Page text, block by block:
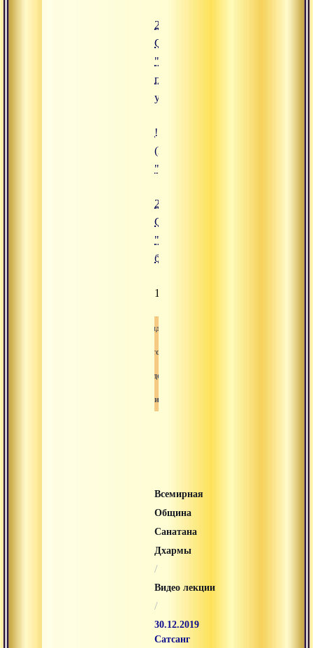
24.08.2019
Сатсанг
"Четыре
полные
уверенности"
![22.08.2019 Сатсанг "Игры
(https://www.advayta.org/upload/
"22.08.2019 Сатсанг "Игры
22.08.2019
Сатсанг
"Игры
божеств"
1126
Видео
Сатсанг
Свами-вишнудевананда-гири
Шива
Всемирная
Община
Санатана
Дхармы
/
Видео лекции
/
30.12.2019
Сатсанг